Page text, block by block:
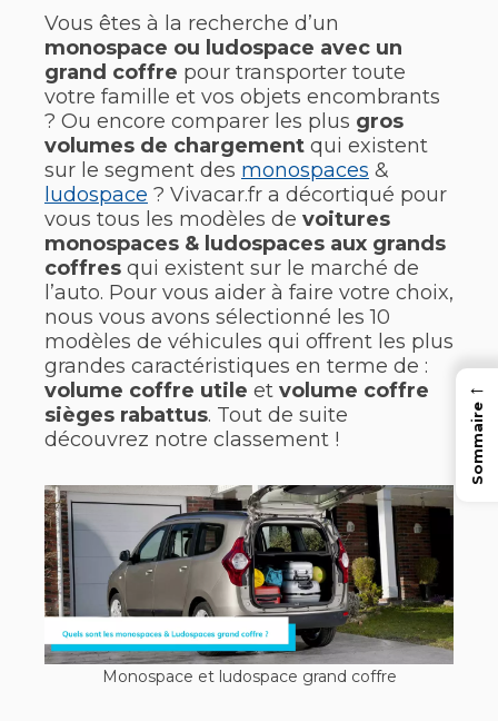
Vous êtes à la recherche d’un
monospace ou ludospace avec un
grand coffre pour transporter toute
votre famille et vos objets encombrants
? Ou encore comparer les plus gros
volumes de chargement qui existent
sur le segment des monospaces &
ludospace ? Vivacar.fr a décortiqué pour
vous tous les modèles de voitures
monospaces & ludospaces aux grands
coffres qui existent sur le marché de
l’auto. Pour vous aider à faire votre choix,
nous vous avons sélectionné les 10
modèles de véhicules qui offrent les plus
grandes caractéristiques en terme de :
volume coffre utile et volume coffre
sièges rabattus. Tout de suite
découvrez notre classement !
Monospace et ludospace grand coffre
←
Sommaire